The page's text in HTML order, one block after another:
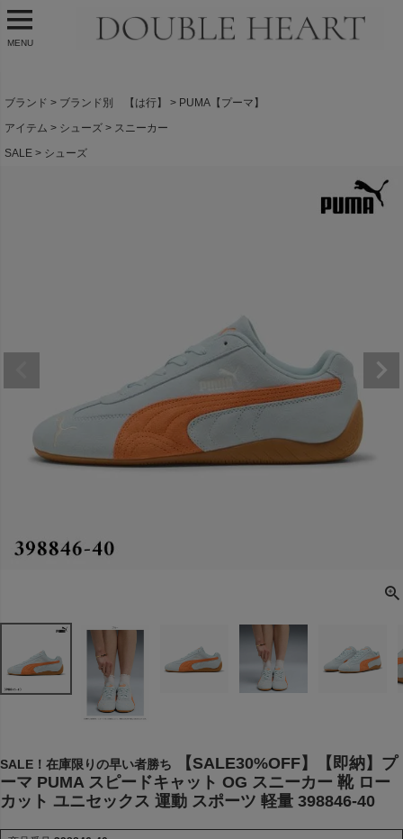
MENU
ブランド ブランド別 【は行】
PUMA【プーマ】
アイテム
シューズ
スニーカー
SALE
シューズ
SALE！在庫限りの早い者勝ち
【SALE30%OFF】【即納】プ
ーマ PUMA スピードキャット OG スニーカー 靴 ロー
カット ユニセックス 運動 スポーツ 軽量 398846-40